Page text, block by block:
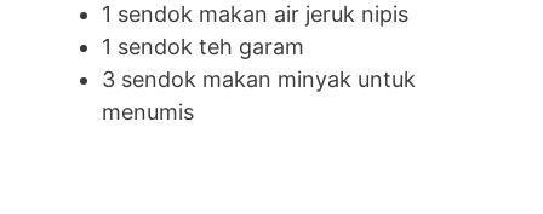
1 sendok makan air jeruk nipis
1 sendok teh garam
3 sendok makan minyak untuk
menumis